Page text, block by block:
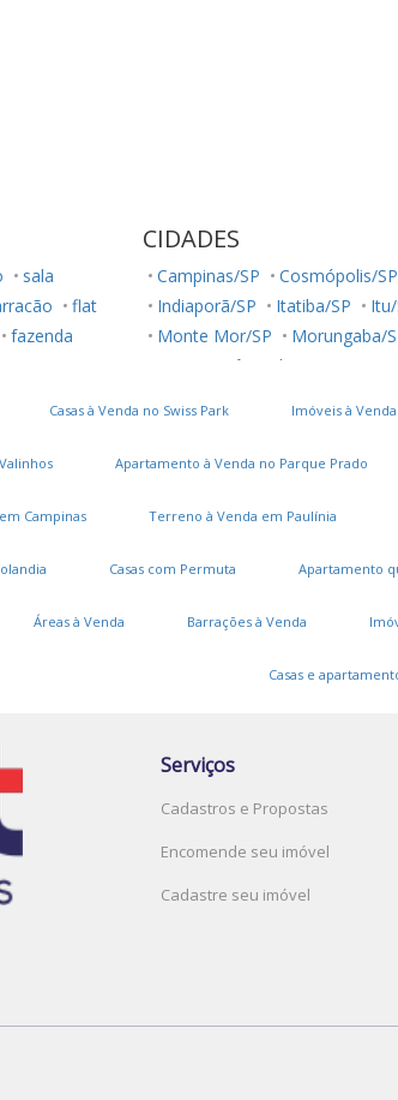
sala
flat
fazenda
CIDADES
Campinas/SP Cosmópolis/SP
Indiaporã/SP
Itatiba/SP
Monte Mor/SP
Morungaba/
Santo Antônio de Posse/SP
Casas à Venda no Swiss Park Imóveis à
Apartamento à Venda no Parque Prado
Campinas Terreno à Venda em Paulínia
Casas com Permuta Apartamento
Áreas à Venda Barrações à Venda
Casas e
Serviços
Cadastros e Propostas
Encomende seu imóvel
Cadastre seu imóvel